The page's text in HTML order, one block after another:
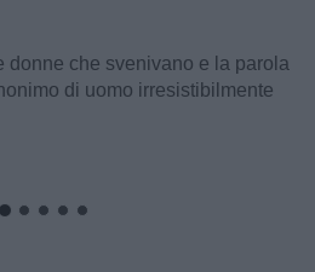
internazionale, come abbiamo
dell’Apocalisse”. Così